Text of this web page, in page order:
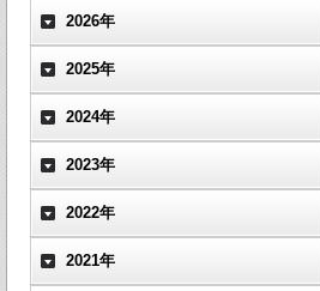
2026年
2025年
2024年
2023年
2022年
2021年